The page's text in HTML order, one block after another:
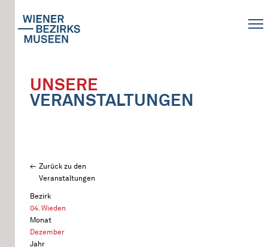
UNSERE
VERANSTALTUNGEN
Zurück zu den
Veranstaltungen
Bezirk
04. Wieden
Monat
Dezember
Jahr